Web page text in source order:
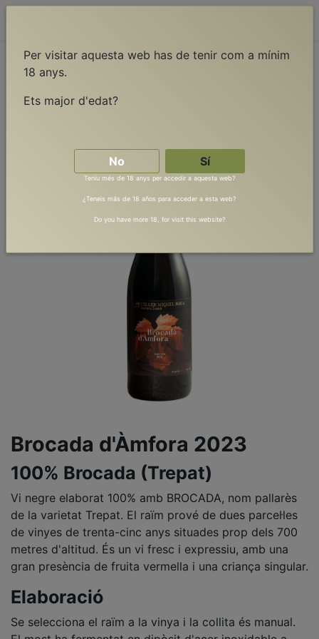
Per visitar aquesta web has de tenir com a mínim
18 anys.
Ets major d'edat?
No Sí
Teniu més de 18 anys per accedir a aquesta web?
¿Teneis más de 18 años para acceder a esta web?
Do you have more 18, for visit this website?
Tots els Productes
Brocada d'Àmfora 2023
100% Brocada (Trepat)
Vi negre elaborat 100% amb BROCADA, nom pallarès
de la varietat Trepat. El raïm prové de dues parcel·les
de vinyes de trenta-cinc anys situades prop dels 700
metres d'altitud. És un vi fresc i expressiu, amb una
gran presència de fruita vermella i una criança singular.
Elaboració
Se selecciona el raïm a la vinya i la collita és manual.